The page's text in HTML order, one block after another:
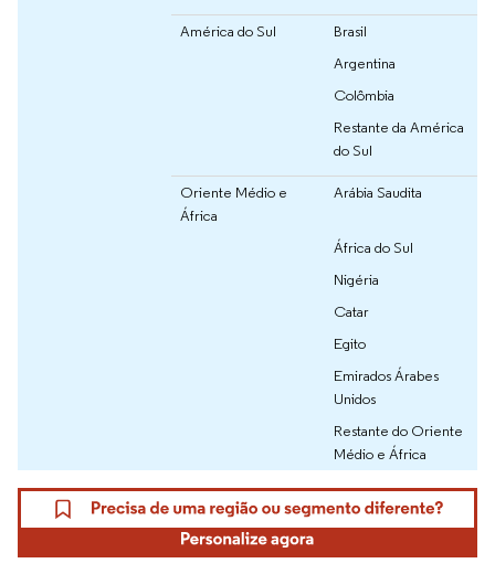
América do Sul
Brasil
Argentina
Colômbia
Restante da América
do Sul
Oriente Médio e
África
Arábia Saudita
África do Sul
Nigéria
Catar
Egito
Emirados Árabes
Unidos
Restante do Oriente
Médio e África